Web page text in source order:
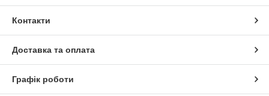
Контакти
Доставка та оплата
Графік роботи